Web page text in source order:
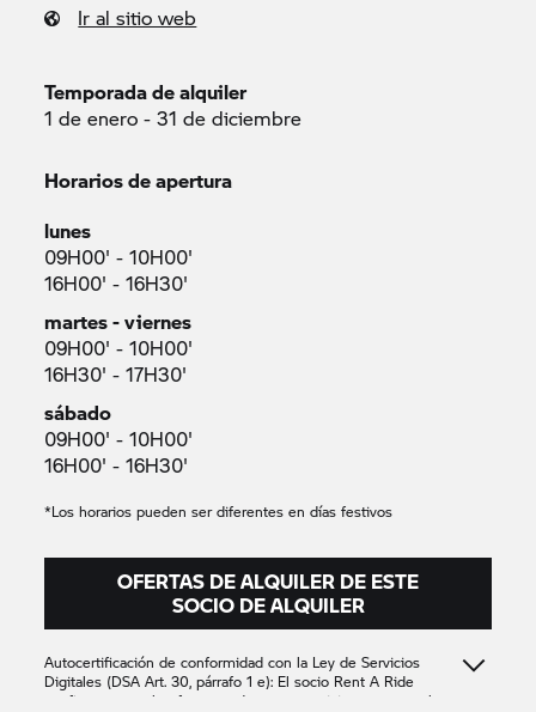
Ir al sitio web
Temporada de alquiler
1 de enero - 31 de diciembre
Horarios de apertura
lunes
09H00' - 10H00'
16H00' - 16H30'
martes - viernes
09H00' - 10H00'
16H30' - 17H30'
sábado
09H00' - 10H00'
16H00' - 16H30'
*Los horarios pueden ser diferentes en días festivos
OFERTAS DE ALQUILER DE ESTE
SOCIO DE ALQUILER
Autocertificación de conformidad con la Ley de Servicios
Digitales (DSA Art. 30, párrafo 1 e): El socio Rent A Ride
confirma que solo ofrece productos o servicios que cumplen